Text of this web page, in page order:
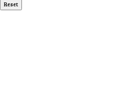
Reset